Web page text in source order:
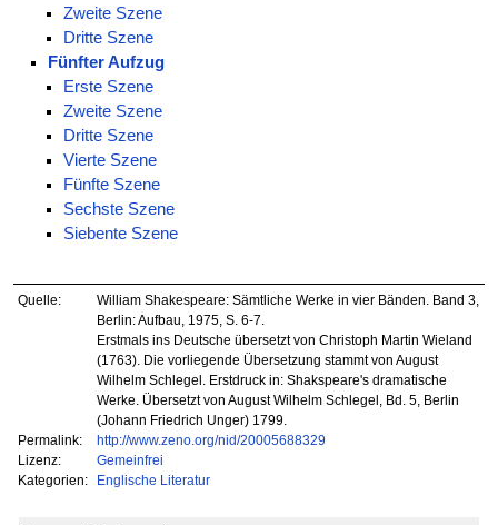
Zweite Szene
Dritte Szene
Fünfter Aufzug
Erste Szene
Zweite Szene
Dritte Szene
Vierte Szene
Fünfte Szene
Sechste Szene
Siebente Szene
Quelle:
William Shakespeare: Sämtliche Werke in vier Bänden. Band 3,
Berlin: Aufbau, 1975, S. 6-7.
Erstmals ins Deutsche übersetzt von Christoph Martin Wieland
(1763). Die vorliegende Übersetzung stammt von August
Wilhelm Schlegel. Erstdruck in: Shakspeare's dramatische
Werke. Übersetzt von August Wilhelm Schlegel, Bd. 5, Berlin
(Johann Friedrich Unger) 1799.
Permalink:
http://www.zeno.org/nid/20005688329
Lizenz:
Gemeinfrei
Kategorien:
Englische Literatur